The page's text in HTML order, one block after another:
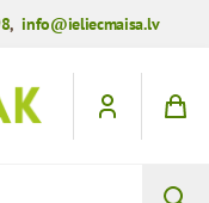
,info@ieliecmaisa.lv